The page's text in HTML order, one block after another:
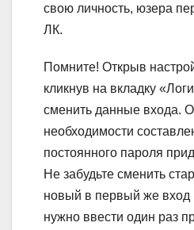
свою личность, юзера
ЛК.
Помните! Открыв
кликнув на вкладку
сменить данные входа.
необходимости
постоянного пароля
Не забудьте сменить
новый в первый же вход
нужно ввести один раз